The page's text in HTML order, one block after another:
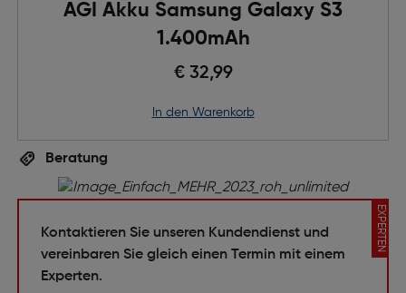
AGI Akku Samsung Galaxy S3
1.400mAh
€ 32,99
in den Warenkorb
Beratung
EXPERTEN
Kontaktieren Sie unseren Kundendienst und
vereinbaren Sie gleich einen Termin mit einem
Experten.